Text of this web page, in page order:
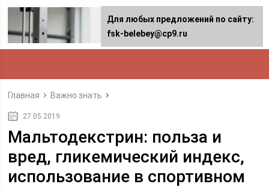
Главная Важно знать
27.05.2019
Мальтодекстрин: польза и
вред, гликемический индекс,
использование в спортивном
Для любых предложений по сайту:
fsk-belebey@cp9.ru